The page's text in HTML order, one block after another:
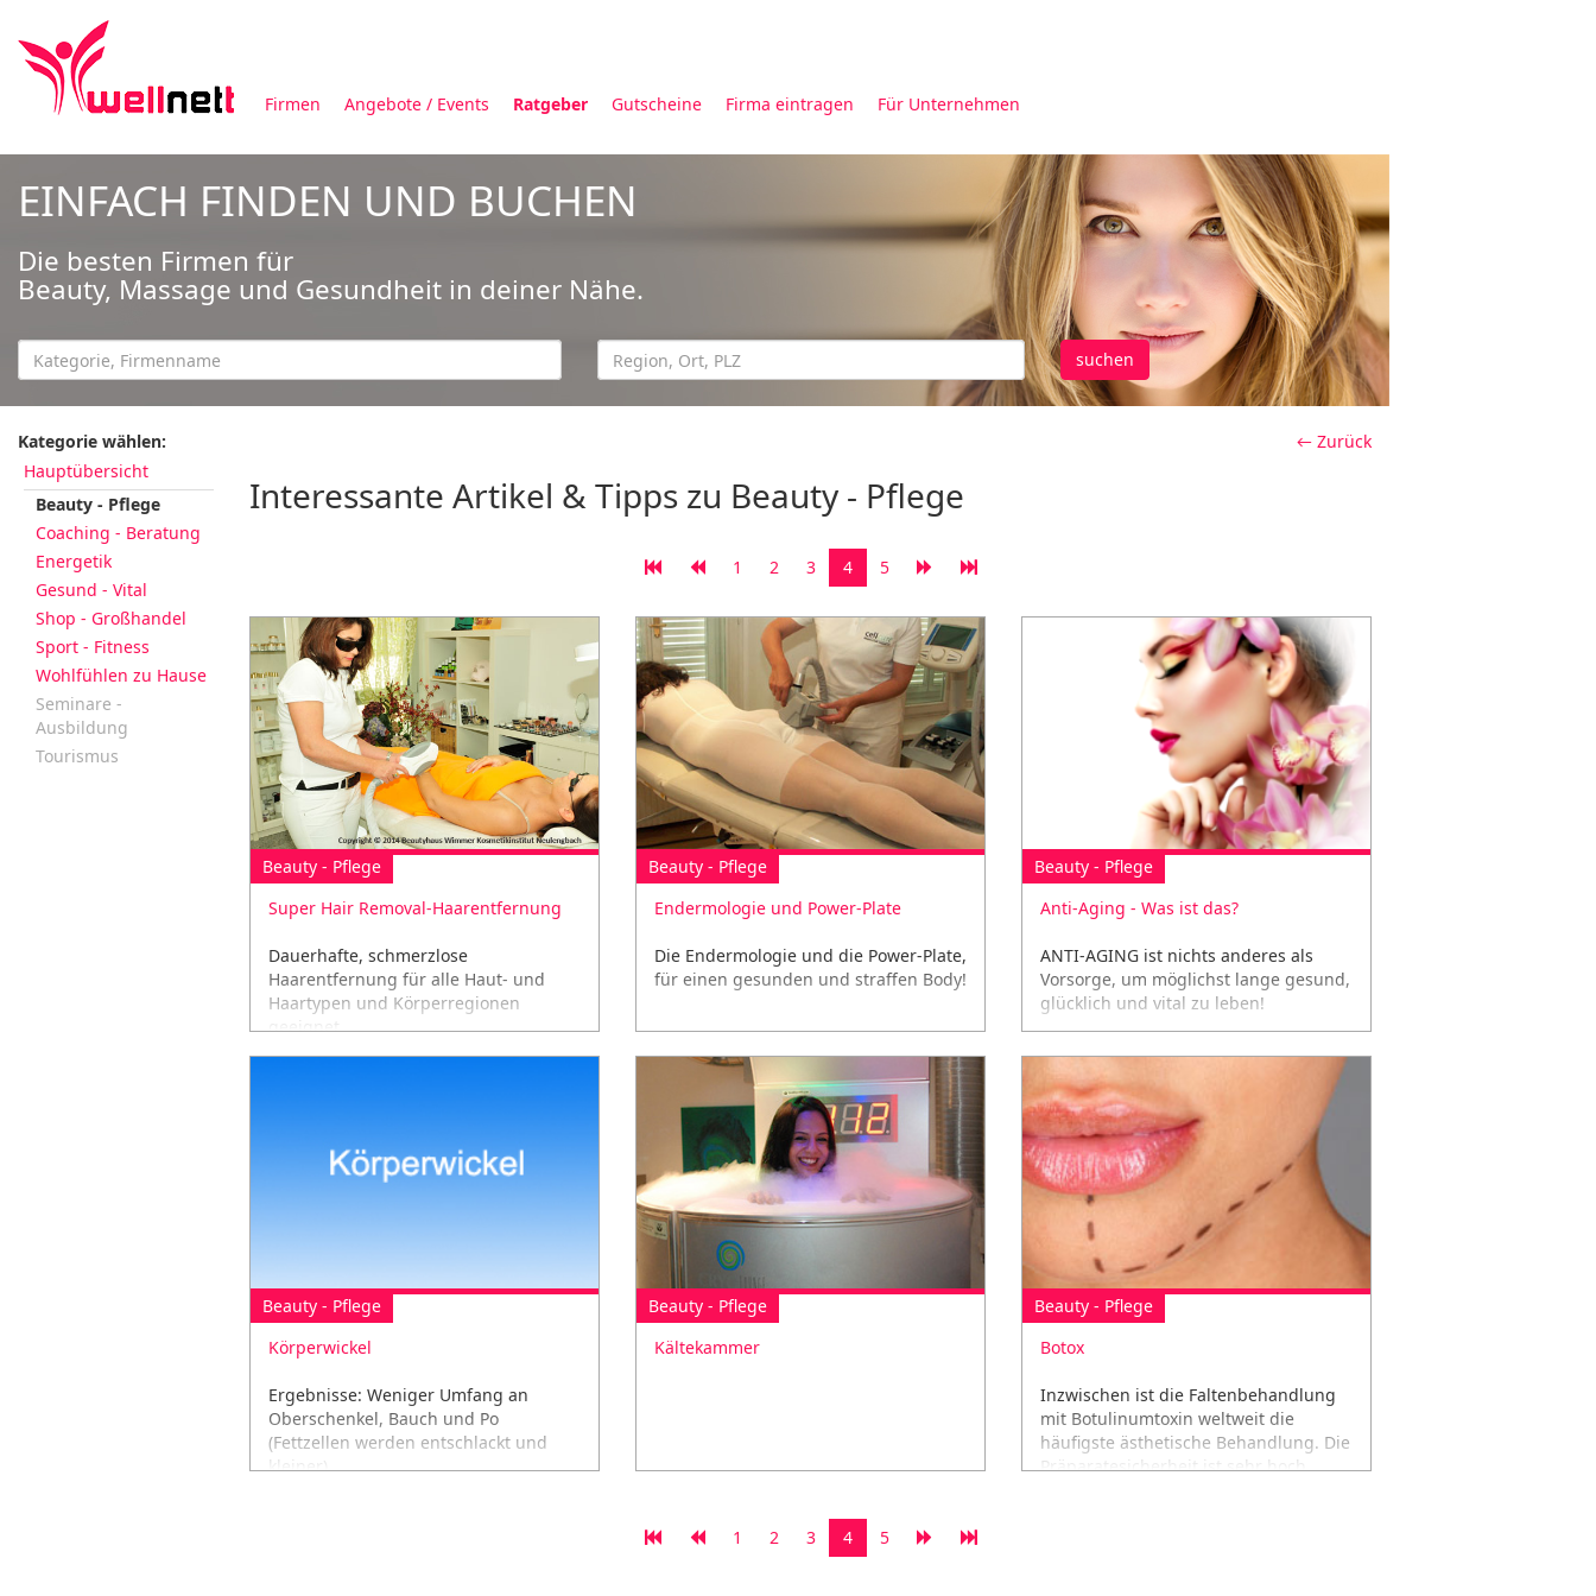
Firmen Angebote / Events Ratgeber Gutscheine Firma eintragen Für Unternehmen
EINFACH FINDEN UND BUCHEN
Die besten Firmen für
Beauty, Massage und Gesundheit in deiner Nähe.
suchen
Kategorie wählen:
Hauptübersicht
Beauty - Pflege
Coaching - Beratung
Energetik
Gesund - Vital
Shop - Großhandel
Sport - Fitness
Wohlfühlen zu Hause
Seminare -
Ausbildung
Tourismus
← Zurück
Interessante Artikel & Tipps zu Beauty - Pflege
1 2 3 4 5
Beauty - Pflege
Super Hair Removal-Haarentfernung
Dauerhafte, schmerzlose
Haarentfernung für alle Haut- und
Haartypen und Körperregionen
geeignet
Beauty - Pflege
Endermologie und Power-Plate
Die Endermologie und die Power-Plate,
für einen gesunden und straffen Body!
Beauty - Pflege
Anti-Aging - Was ist das?
ANTI-AGING ist nichts anderes als
Vorsorge, um möglichst lange gesund,
glücklich und vital zu leben!
Beauty - Pflege
Körperwickel
Ergebnisse: Weniger Umfang an
Oberschenkel, Bauch und Po
(Fettzellen werden entschlackt und
kleiner)
Beauty - Pflege
Kältekammer
Beauty - Pflege
Botox
Inzwischen ist die Faltenbehandlung
mit Botulinumtoxin weltweit die
häufigste ästhetische Behandlung. Die
Präparatesicherheit ist sehr hoch.
1 2 3 4 5